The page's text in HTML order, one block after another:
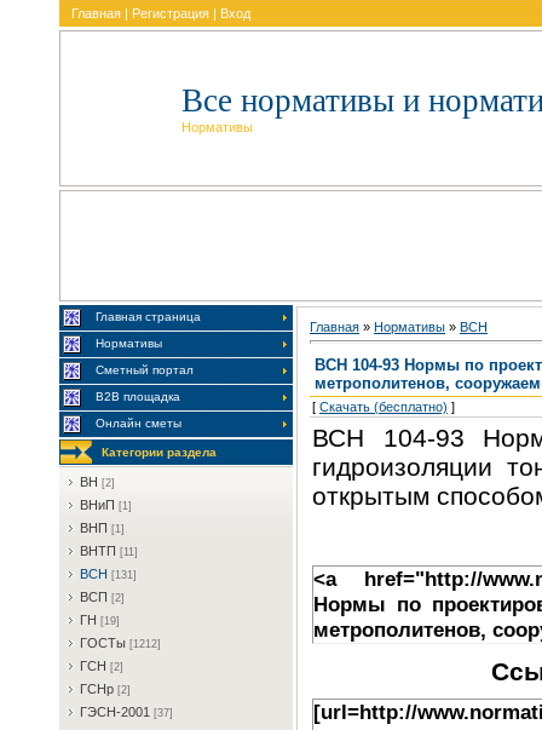
Главная | Регистрация | Вход
Все нормативы и
Нормативы
Главная страница
Нормативы
Сметный портал
В2В площадка
Онлайн сметы
Категории раздела
BH [2]
BHиП [1]
BHП [1]
BHTП [11]
BCH [131]
BCП [2]
ГH [19]
ГOCTы [1212]
ГCH [2]
ГCHp [2]
ГЭCH-2001 [37]
Главная » Нормативы » BCH
ВСН 104-93 Нормы по
метрополитенов,
[ Скачать (бесплатно) ]
ВСН 104-93
гидроизоляции
открытым
<a href="http://
Нормы по
метрополитенов,
[url=http://